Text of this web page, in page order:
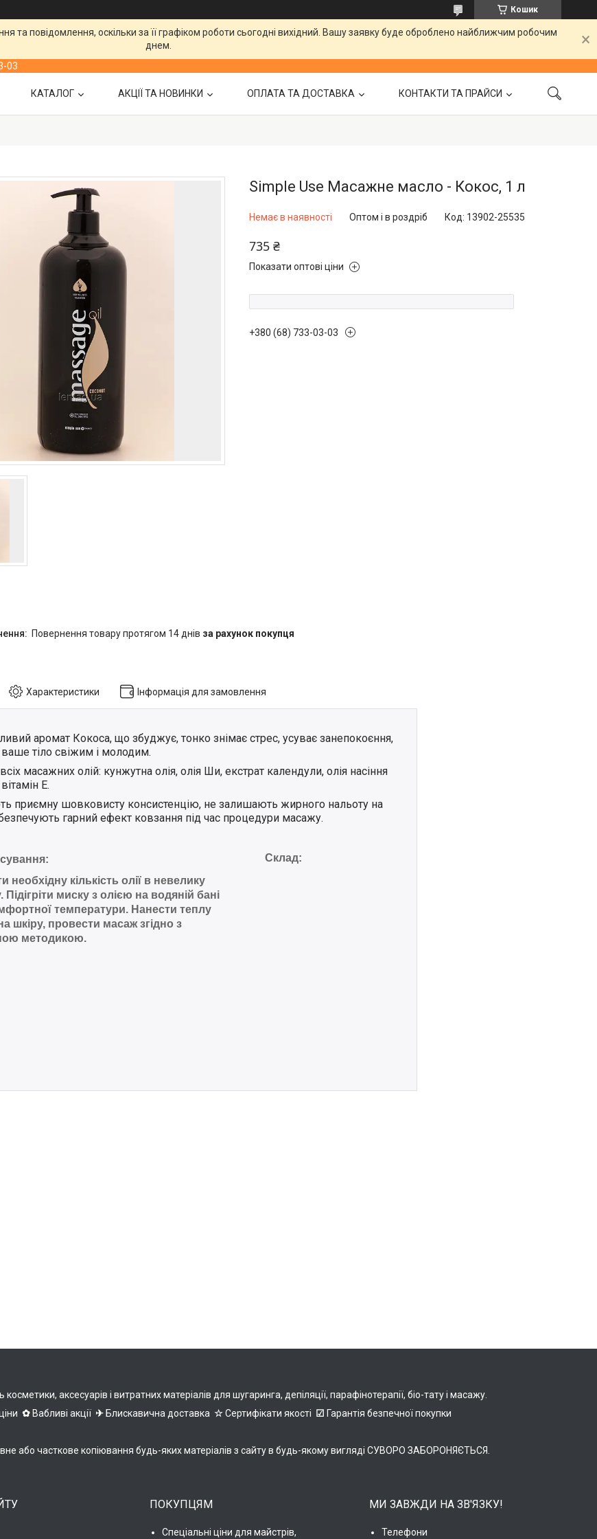
Кошик
та повідомлення, оскільки за її графіком роботи сьогодні вихідний. Вашу заявку буде оброблено найближчим робочим
днем.
03
КАТАЛОГ АКЦІЇ ТА НОВИНКИ ОПЛАТА ТА ДОСТАВКА КОНТАКТИ ТА ПРАЙСИ
Simple Use Масажне масло - Кокос, 1 л
Немає в наявності Оптом і в роздріб Код: 13902-25535
735 ₴
Показати оптові ціни
+380 (68) 733-03-03
повернення товару протягом 14 днів за рахунок покупця
Характеристики Інформація для замовлення
аромат Кокоса, що збуджує, тонко знімає стрес, усуває занепокоєння,
тіло свіжим і молодим.
масажних олій: кунжутна олія, олія Ши, екстрат календули, олія насіння
Е.
приємну шовковисту консистенцію, не залишають жирного нальоту на
гарний ефект ковзання під час процедури масажу.
необхідну кількість олії в невелику
Підігріти миску з олією на водяній бані
температури. Нанести теплу
шкіру, провести масаж згідно з
методикою.
Склад:
аксесуарів і витратних матеріалів для шугаринга, депіляції, парафінотерапії, біо-тату і масажу.
✿ Вабливі акції ✈ Блискавична доставка ☆Сертифікати якості ☑ Гарантія безпечної покупки
або часткове копіювання будь-яких матеріалів з сайту в будь-якому вигляді СУВОРО ЗАБОРОНЯЄТЬСЯ.
ПОКУПЦЯМ
Спеціальні ціни для майстрів,
МИ ЗАВЖДИ НА ЗВ'ЯЗКУ!
Телефони